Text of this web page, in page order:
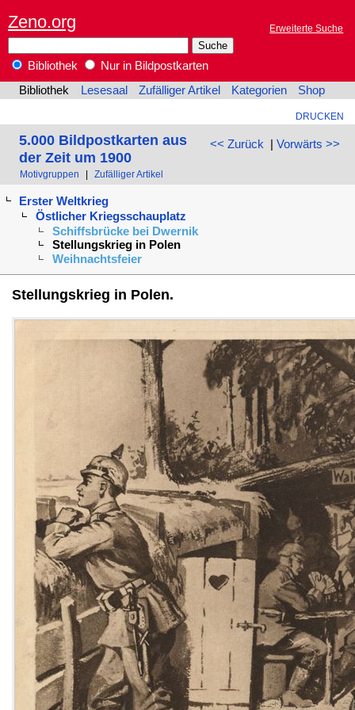
Zeno.org Erweiterte Suche
Bibliothek
Nur in Bildpostkarten
Bibliothek
Lesesaal Zufälliger Artikel Kategorien Shop
DRUCKEN
<< Zurück | Vorwärts >>
5.000 Bildpostkarten aus
der Zeit um 1900
Motivgruppen Zufälliger Artikel
Erster Weltkrieg
Östlicher Kriegsschauplatz
Schiffsbrücke bei Dwernik
Stellungskrieg in Polen
Weihnachtsfeier
Stellungskrieg in Polen.